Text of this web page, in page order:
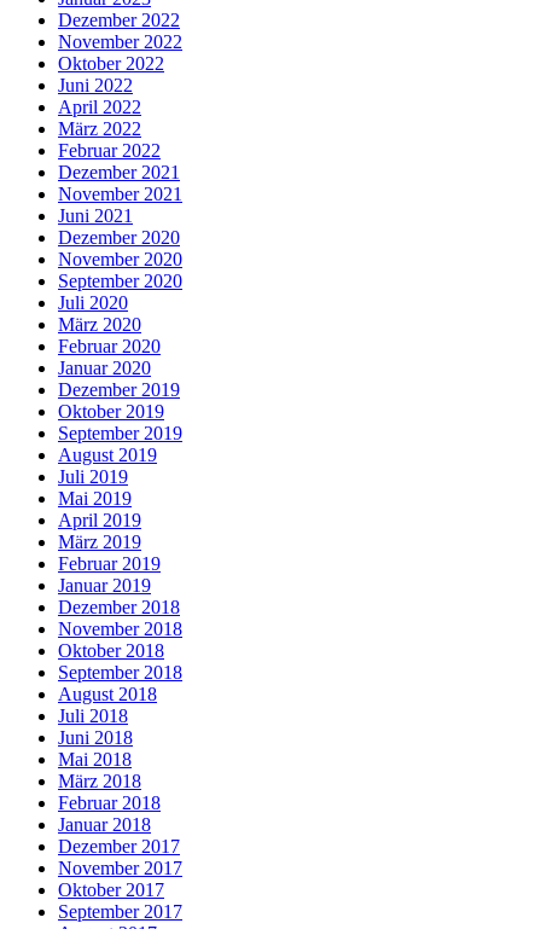
Dezember 2022
November 2022
Oktober 2022
Juni 2022
April 2022
März 2022
Februar 2022
Dezember 2021
November 2021
Juni 2021
Dezember 2020
November 2020
September 2020
Juli 2020
März 2020
Februar 2020
Januar 2020
Dezember 2019
Oktober 2019
September 2019
August 2019
Juli 2019
Mai 2019
April 2019
März 2019
Februar 2019
Januar 2019
Dezember 2018
November 2018
Oktober 2018
September 2018
August 2018
Juli 2018
Juni 2018
Mai 2018
März 2018
Februar 2018
Januar 2018
Dezember 2017
November 2017
Oktober 2017
September 2017